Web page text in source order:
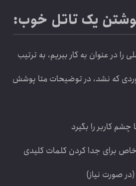
یک تاتل خوب:
را در عنوان به کار ببریم، به ترتیب
که نشد، در توضیحات متا پوشش
کاربر را بگیرد
خاص برای جدا کردن کلمات کلیدی
صورت نیاز)